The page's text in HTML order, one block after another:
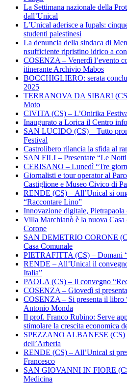
La Settimana nazionale della
dall’Unical
L’Unical aderisce a Iupals:
studenti palestinesi
La denuncia della sindaca di
nsufficiente ripristino idrico a
COSENZA – Venerdì l’evento
itinerante Archivio Mabos
BOCCHIGLIERO: serata
2025
TERRANOVA DA SIBARI (CS)
Moto
CIVITA (CS) – L’Onirika
Inaugurato a Lorica il Centro
SAN LUCIDO (CS) – Tutto
Festival
Castrolibero rilancia la sfida al
SAN FILI – Presentate “Le
CERISANO – Lunedì “Tre
Giornalisti e tour operator al
Castiglione e Museo Civico di
RENDE (CS) – All’Unical si
“Raccontare Lino”
Innovazione digitale, Pietrapaola
Villa Marchianò è la nuova
Corone
SAN DEMETRIO CORONE
Casa Comunale
PIETRAFITTA (CS) – Domani
RENDE – All’Unical il
Italia”
PAOLA (CS) – Il convegno
COSENZA – Giovedì si
COSENZA – Si presenta il libro
Antonio Monda
Il prof. Franco Rubino: Serve
stimolare la crescita economica
SPEZZANO ALBANESE (CS)
dell’Arberia
RENDE (CS) – All’Unical si
Francesco
SAN GIOVANNI IN FIORE
Medicina